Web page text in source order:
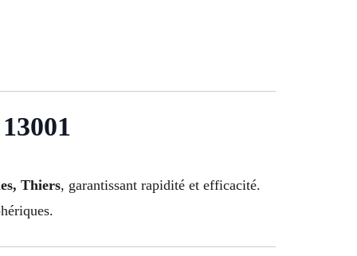
Thiers, garantissant rapidité et efficacité.